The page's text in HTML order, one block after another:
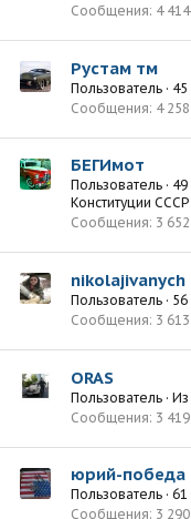
Сообщения 4 414
Рустам тм
Пользователь · 45
Сообщения 4 258
БЕГИмот
Пользователь · 49
Конституции СССР
Сообщения 3 652
nikolajivanych
Пользователь · 56
Сообщения 3 613
ORAS
Пользователь · Из
Сообщения 3 419
юрий-победа
Пользователь · 61
Сообщения 3 290